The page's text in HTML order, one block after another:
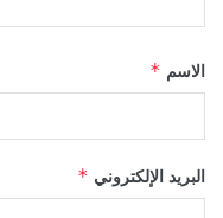
الاسم *
البريد الإلكتروني *